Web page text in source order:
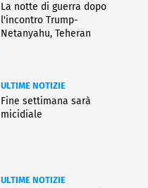
La notte di guerra dopo
l'incontro Trump-
Netanyahu, Teheran
ULTIME NOTIZIE
Fine settimana sarà
micidiale
ULTIME NOTIZIE